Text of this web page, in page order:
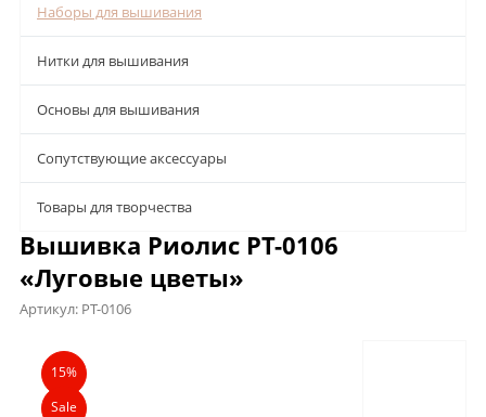
Наборы для вышивания
Нитки для вышивания
Основы для вышивания
Сопутствующие аксессуары
Товары для творчества
Вышивка Риолис РТ-0106
«Луговые цветы»
Артикул: РТ-0106
Описание
15%
Sale